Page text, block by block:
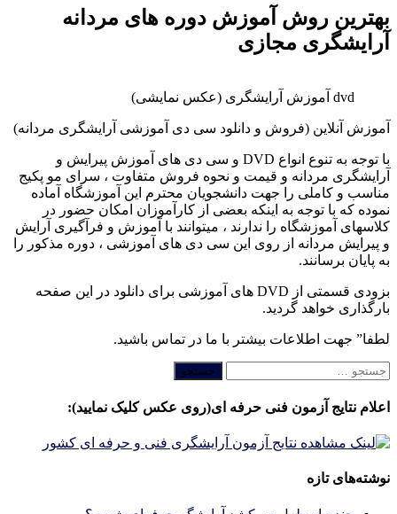
بهترین روش آموزش دوره های مردانه
آرایشگری مجازی
dvd آموزش آرایشگری (عکس نمایشی)
آموزش آنلاین (فروش و دانلود سی دی آموزشی آرایشگری مردانه)
با توجه به تنوع انواع DVD و سی دی های آموزش پیرایش و
آرایشگری مردانه و قیمت و نحوه فروش متفاوت ، سرای مو پکیج
مناسب و کاملی را جهت دانشجویان محترم این آموزشگاه آماده
نموده که با توجه به اینکه بعضی از کارآموزان امکان حضور در
کلاسهای آموزشگاه را ندارند ، میتوانند با آموزش و فرآگیری آرایش
و پیرایش مردانه از روی این سی دی های آموزشی ، دوره مذکور را
به پایان برسانند.
بزودی قسمتی از DVD های آموزشی برای دانلود در این صفحه
بارگذاری خواهد گردید.
لطفا” جهت اطلاعات بیشتر با ما در تماس باشید.
جستجو
اعلام نتایج آزمون فنی حرفه ای(روی عکس کلیک نمایید):
نوشته‌های تازه